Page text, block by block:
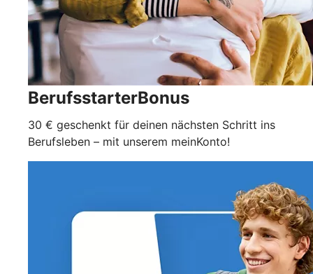
BerufsstarterBonus
30 € geschenkt für deinen nächsten Schritt ins
Berufsleben – mit unserem meinKonto!